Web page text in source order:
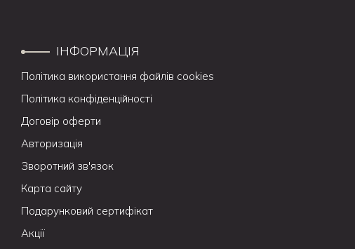
ІНФОРМАЦІЯ
Політика використання файлів cookies
Політика конфіденційності
Договір оферти
Авторизація
Зворотний зв'язок
Карта сайту
Подарунковий сертифікат
Акції